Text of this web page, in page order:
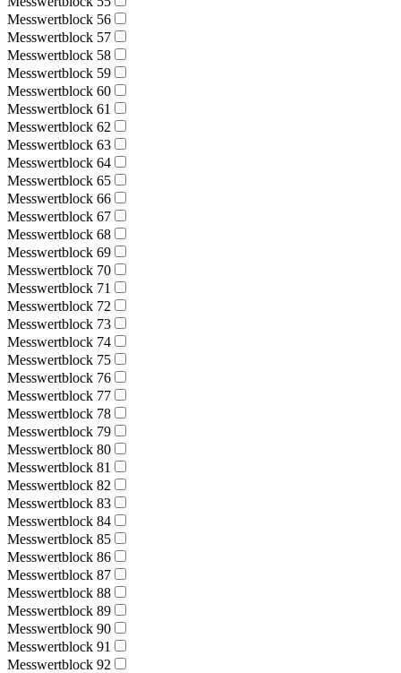
Messwertblock 56
Messwertblock 57
Messwertblock 58
Messwertblock 59
Messwertblock 60
Messwertblock 61
Messwertblock 62
Messwertblock 63
Messwertblock 64
Messwertblock 65
Messwertblock 66
Messwertblock 67
Messwertblock 68
Messwertblock 69
Messwertblock 70
Messwertblock 71
Messwertblock 72
Messwertblock 73
Messwertblock 74
Messwertblock 75
Messwertblock 76
Messwertblock 77
Messwertblock 78
Messwertblock 79
Messwertblock 80
Messwertblock 81
Messwertblock 82
Messwertblock 83
Messwertblock 84
Messwertblock 85
Messwertblock 86
Messwertblock 87
Messwertblock 88
Messwertblock 89
Messwertblock 90
Messwertblock 91
Messwertblock 92